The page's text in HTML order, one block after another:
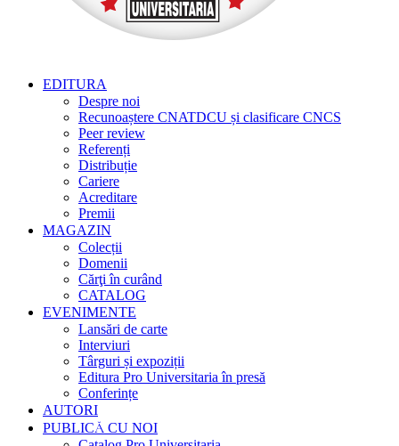
EDITURA
Despre noi
Recunoaștere CNATDCU și clasificare CNCS
Peer review
Referenți
Distribuție
Cariere
Acreditare
Premii
MAGAZIN
Colecții
Domenii
Cărţi în curând
CATALOG
EVENIMENTE
Lansări de carte
Interviuri
Târguri și expoziții
Editura Pro Universitaria în presă
Conferințe
AUTORI
PUBLICĂ CU NOI